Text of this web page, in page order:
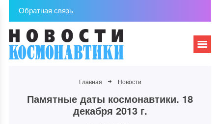
Обратная связь
Главная Новости
Памятные даты космонавтики. 18
декабря 2013 г.